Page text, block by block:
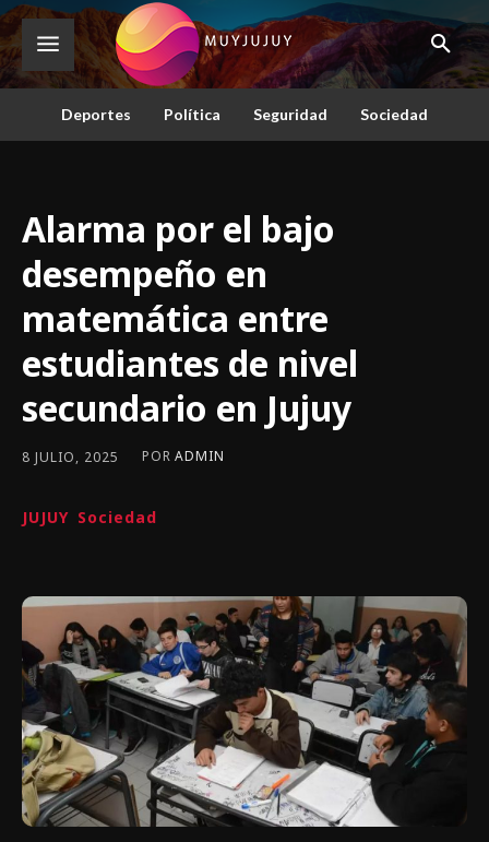
Deportes Política Seguridad Sociedad
Alarma por el bajo
desempeño en
matemática entre
estudiantes de nivel
secundario en Jujuy
8 JULIO, 2025 POR ADMIN
JUJUY Sociedad